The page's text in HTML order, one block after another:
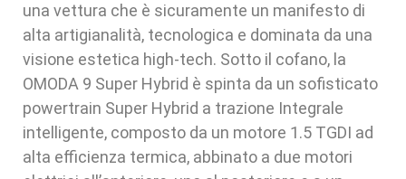
una vettura che è sicuramente un manifesto di
alta artigianalità, tecnologica e dominata da una
visione estetica high-tech. Sotto il cofano, la
OMODA 9 Super Hybrid è spinta da un sofisticato
powertrain Super Hybrid a trazione Integrale
intelligente, composto da un motore 1.5 TGDI ad
alta efficienza termica, abbinato a due motori